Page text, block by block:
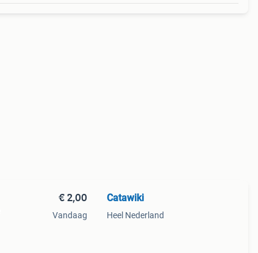
€ 2,00
Vandaag
Catawiki
Heel Nederland